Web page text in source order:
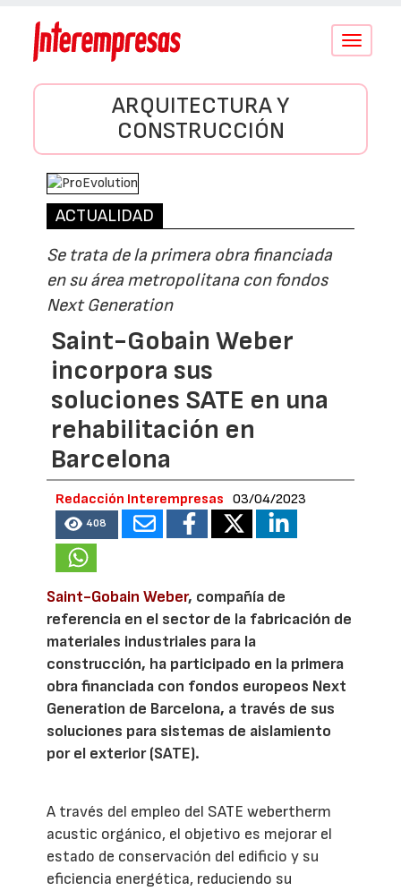
Conmutar
ARQUITECTURA Y
CONSTRUCCIÓN
ACTUALIDAD
Se trata de la primera obra financiada
en su área metropolitana con fondos
Next Generation
Saint-Gobain Weber
incorpora sus
soluciones SATE en una
rehabilitación en
Barcelona
Redacción Interempresas 03/04/2023
408
Saint-Gobain Weber, compañía de
referencia en el sector de la fabricación de
materiales industriales para la
construcción, ha participado en la primera
obra financiada con fondos europeos Next
Generation de Barcelona, a través de sus
soluciones para sistemas de aislamiento
por el exterior (SATE).
A través del empleo del SATE webertherm
acustic orgánico, el objetivo es mejorar el
estado de conservación del edificio y su
eficiencia energética, reduciendo su